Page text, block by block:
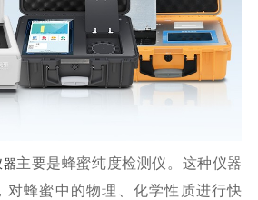
主要是蜂蜜纯度检测仪。这种仪器
对蜂蜜中的物理、化学性质进行快